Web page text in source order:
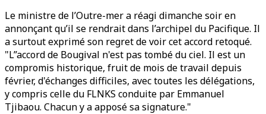
Le ministre de l’Outre-mer a réagi dimanche soir en
annonçant qu’il se rendrait dans l’archipel du Pacifique. Il
a surtout exprimé son regret de voir cet accord retoqué.
"L”accord de Bougival n'est pas tombé du ciel. Il est un
compromis historique, fruit de mois de travail depuis
février, d'échanges difficiles, avec toutes les délégations,
y compris celle du FLNKS conduite par Emmanuel
Tjibaou. Chacun y a apposé sa signature."